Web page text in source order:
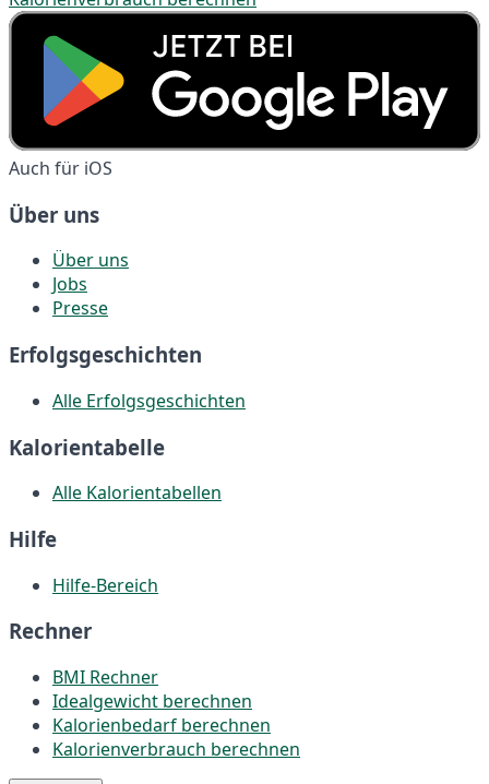
Auch für iOS
Über uns
Über uns
Jobs
Presse
Erfolgsgeschichten
Alle Erfolgsgeschichten
Kalorientabelle
Alle Kalorientabellen
Hilfe
Hilfe-Bereich
Rechner
BMI Rechner
Idealgewicht berechnen
Kalorienbedarf berechnen
Kalorienverbrauch berechnen